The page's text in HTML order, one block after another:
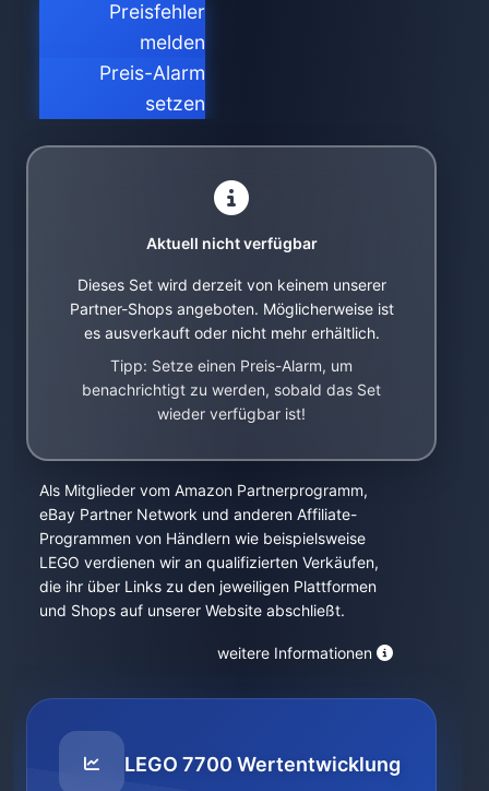
Preisfehler
melden
Preis-Alarm
setzen
Aktuell nicht verfügbar
Dieses Set wird derzeit von keinem unserer
Partner-Shops angeboten. Möglicherweise ist
es ausverkauft oder nicht mehr erhältlich.
Tipp: Setze einen Preis-Alarm, um
benachrichtigt zu werden, sobald das Set
wieder verfügbar ist!
Als Mitglieder vom Amazon Partnerprogramm,
eBay Partner Network und anderen Affiliate-
Programmen von Händlern wie beispielsweise
LEGO verdienen wir an qualifizierten Verkäufen,
die ihr über Links zu den jeweiligen Plattformen
und Shops auf unserer Website abschließt.
weitere Informationen
LEGO 7700 Wertentwicklung